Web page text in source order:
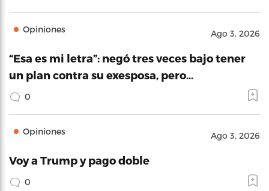
Opiniones Ago 3, 2026
“Esa es mi letra”: negó tres veces bajo tener
un plan contra su exesposa, pero…
0
Opiniones Ago 3, 2026
Voy a Trump y pago doble
0